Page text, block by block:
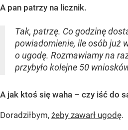
A pan patrzy na licznik.
Tak, patrzę. Co godzinę
powiadomienie, ile osób już
o ugodę. Rozmawiamy na
przybyło kolejne 50
A jak ktoś się waha – czy iść do
Doradziłbym, żeby zawarł ugodę.